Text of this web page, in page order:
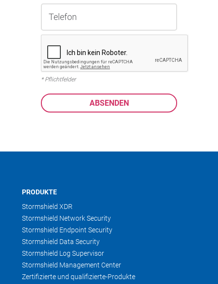
* Pflichtfelder
PRODUKTE
Stormshield XDR
Stormshield Network Security
Stormshield Endpoint Security
Stormshield Data Security
Stormshield Log Supervisor
Stormshield Management Center
Zertifizierte und qualifizierte-Produkte